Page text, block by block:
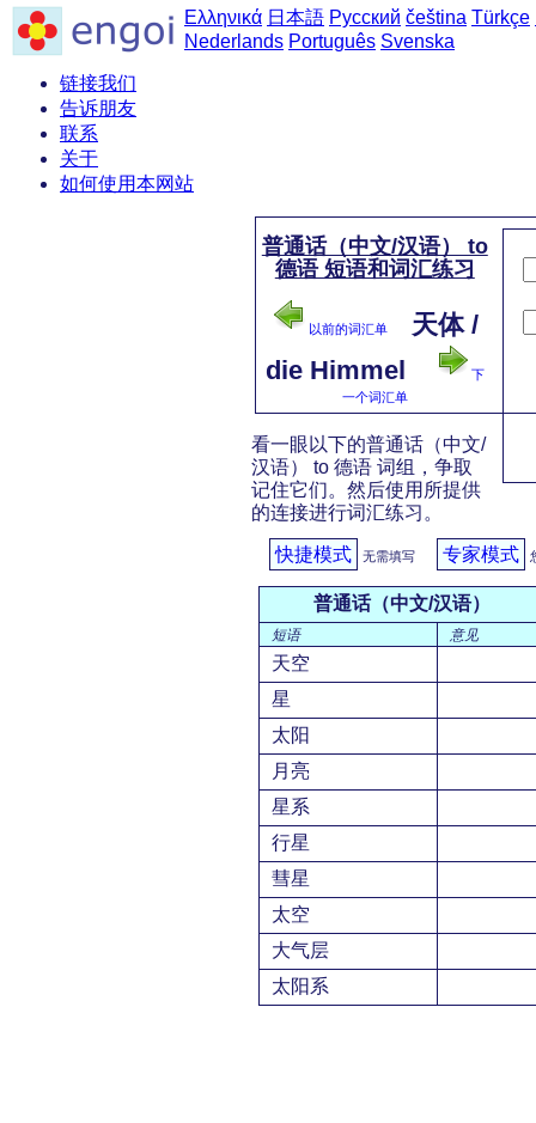
Ελληνικά 日本語 Русский čeština Türkçe
Nederlands Português Svenska
链接我们
告诉朋友
联系
关于
如何使用本网站
普通话（中文/汉语） to
德语 短语和词汇练习
以前的词汇单
天体 /
die Himmel
下
一个词汇单
看一眼以下的普通话（中文/
汉语） to 德语 词组，争取
记住它们。然后使用所提供
的连接进行词汇练习。
快捷模式 无需填写 专家模式
普通话（中文/汉语）
短语 意见
天空
星
太阳
月亮
星系
行星
彗星
太空
大气层
太阳系